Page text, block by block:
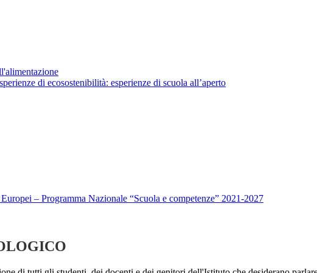
di ecosostenibilità: esperienze di scuola all’aperto
– Programma Nazionale “Scuola e competenze” 2021-2027